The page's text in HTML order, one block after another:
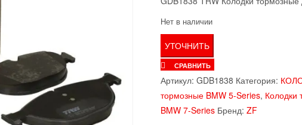
Нет в наличии
СРАВНИТЬ
Артикул: GDB1838 Категория:
тормозные BMW 5-Series, Колодки
BMW 7-Series Бренд: ZF